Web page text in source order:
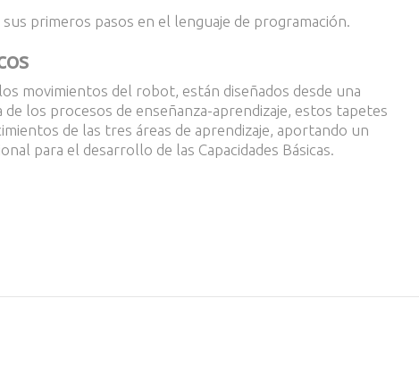
primeros pasos en el lenguaje de programación.
movimientos del robot, están diseñados desde una
los procesos de enseñanza-aprendizaje, estos tapetes
de las tres áreas de aprendizaje, aportando un
para el desarrollo de las Capacidades Básicas.